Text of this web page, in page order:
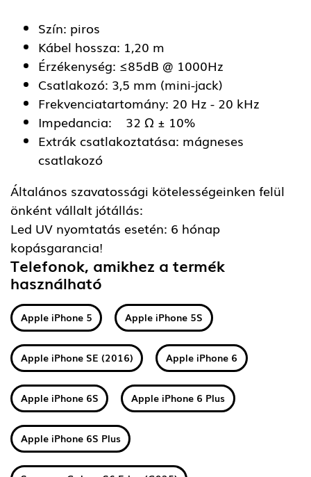
Szín: piros
Kábel hossza: 1,20 m
Érzékenység: ≤85dB @ 1000Hz
Csatlakozó: 3,5 mm (mini-jack)
Frekvenciatartomány: 20 Hz - 20 kHz
Impedancia: 32 Ω ± 10%
Extrák csatlakoztatása: mágneses
csatlakozó
Általános szavatossági kötelességeinken felül
önként vállalt jótállás:
Led UV nyomtatás esetén: 6 hónap
kopásgarancia!
Telefonok, amikhez a termék
használható
Apple iPhone 5 Apple iPhone 5S
Apple iPhone SE (2016) Apple iPhone 6
Apple iPhone 6S Apple iPhone 6 Plus
Apple iPhone 6S Plus